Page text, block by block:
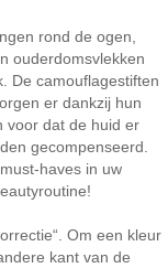
rond de ogen,
ouderdomsvlekken
De camouflagestiften
er dankzij hun
voor dat de huid er
gecompenseerd.
haves in uw
Om een kleur
kant van de